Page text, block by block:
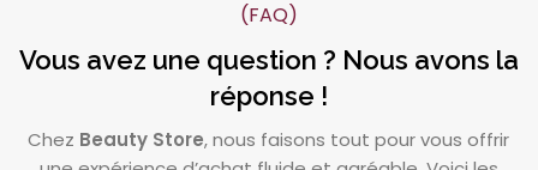
(FAQ)
Vous avez une question ? Nous avons la
réponse !
Chez Beauty Store, nous faisons tout pour vous offrir